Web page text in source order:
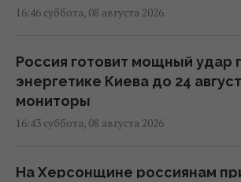
16:46 суббота, 08 августа 2026
Россия готовит мощный удар
энергетике Киева до 24
мониторы
16:43 суббота, 08 августа 2026
На Херсонщине россиянам